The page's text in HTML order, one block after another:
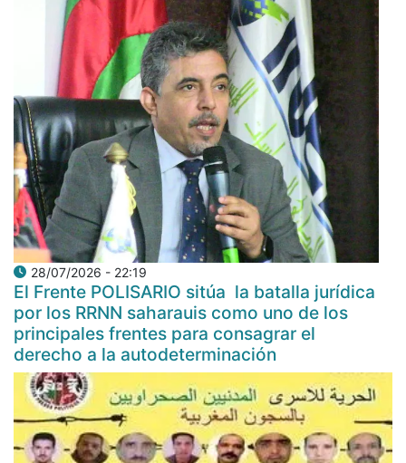
28/07/2026 - 22:19
El Frente POLISARIO sitúa la batalla jurídica
por los RRNN saharauis como uno de los
principales frentes para consagrar el
derecho a la autodeterminación